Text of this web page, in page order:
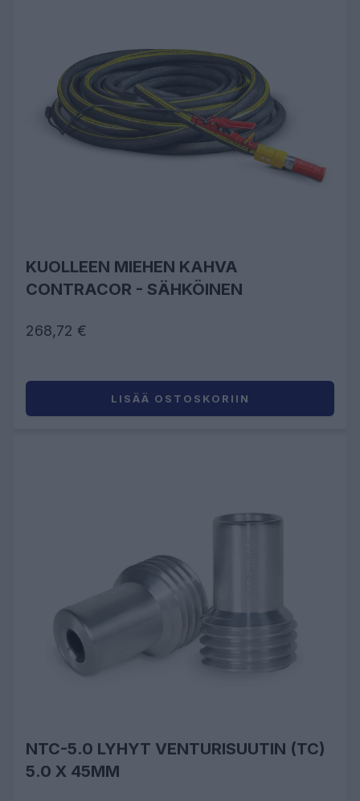
KUOLLEEN MIEHEN KAHVA
CONTRACOR - SÄHKÖINEN
268,72 €
LISÄÄ OSTOSKORIIN
NTC-5.0 LYHYT VENTURISUUTIN (TC)
5.0 X 45MM